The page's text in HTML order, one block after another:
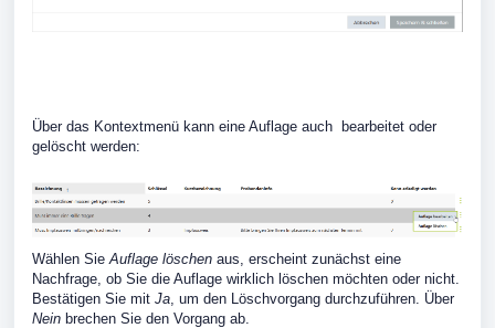
Über das Kontextmenü kann eine Auflage auch bearbeitet oder
gelöscht werden:
Wählen Sie Auflage löschen aus, erscheint zunächst eine
Nachfrage, ob Sie die Auflage wirklich löschen möchten oder nicht.
Bestätigen Sie mit Ja , um den Löschvorgang durchzuführen. Über
Nein brechen Sie den Vorgang ab.